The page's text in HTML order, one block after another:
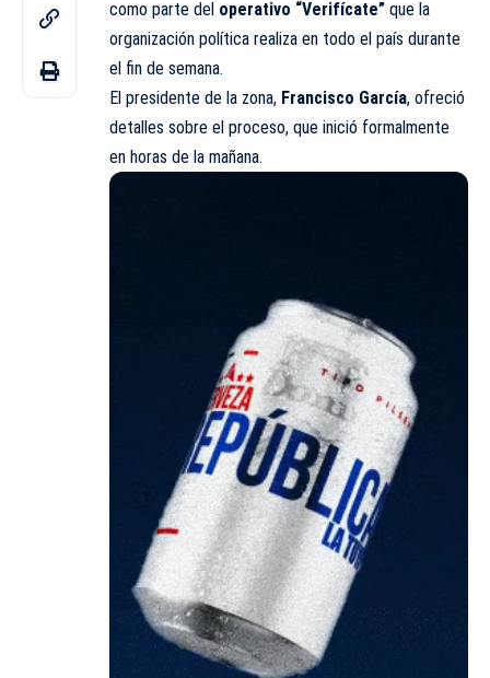
como parte del operativo “Verifícate” que la
organización política realiza en todo el país durante
el fin de semana.
El presidente de la zona, Francisco García, ofreció
detalles sobre el proceso, que inició formalmente
en horas de la mañana.